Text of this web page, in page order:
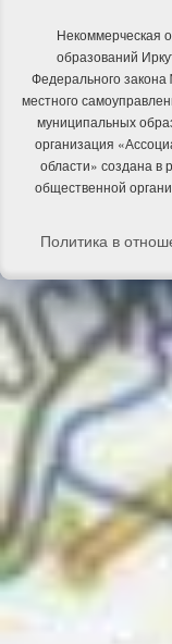
Некоммерческая
образований
Федерального
местного
муниципальных
организация
области» создана в
общественной
Политика в